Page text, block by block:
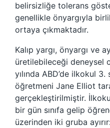
belirsizliğe tolerans
genellikle önyargıyla
ortaya çıkmaktadır.
Kalıp yargı, önyargı ve
üretilebileceği deneysel
yılında ABD’de ilkokul 3.
öğretmeni Jane Elliot
gerçekleştirilmiştir.
bir gün sınıfa gelip
üzerinden iki gruba